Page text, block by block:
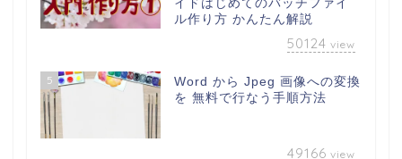
イドはじめてのバッチファイ
ル作り方 かんたん解説
50124 view
5
Word から Jpeg 画像への変換
を 無料で行なう手順方法
49166 view